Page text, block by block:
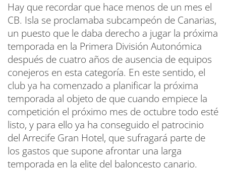
Hay que recordar que hace menos de un mes el
CB. Isla se proclamaba subcampeón de Canarias,
un puesto que le daba derecho a jugar la próxima
temporada en la Primera División Autonómica
después de cuatro años de ausencia de equipos
conejeros en esta categoría. En este sentido, el
club ya ha comenzado a planificar la próxima
temporada al objeto de que cuando empiece la
competición el próximo mes de octubre todo esté
listo, y para ello ya ha conseguido el patrocinio
del Arrecife Gran Hotel, que sufragará parte de
los gastos que supone afrontar una larga
temporada en la elite del baloncesto canario.